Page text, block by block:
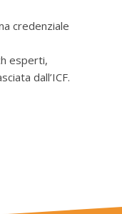
credenziale
esperti,
dall’ICF.